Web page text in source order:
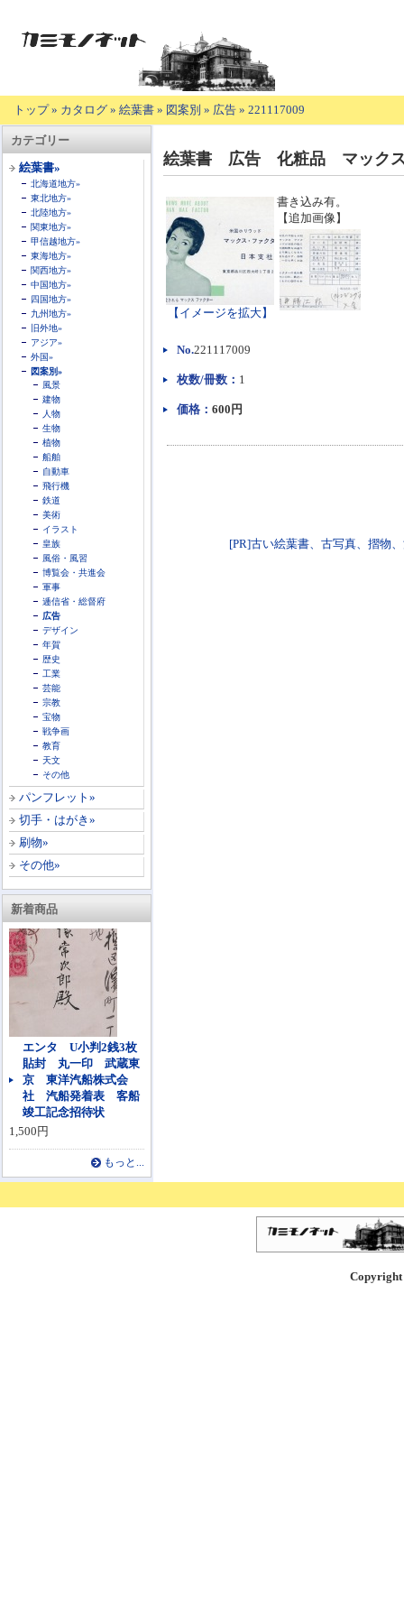
トップ» カタログ » 絵葉書 » 図案別 » 広告 » 221117009
カテゴリー
絵葉書»
北海道地方»
東北地方»
北陸地方»
関東地方»
甲信越地方»
東海地方»
関西地方»
中国地方»
四国地方»
九州地方»
旧外地»
アジア»
外国»
図案別»
風景
建物
人物
生物
植物
船舶
自動車
飛行機
鉄道
美術
イラスト
皇族
風俗・風習
博覧会・共進会
軍事
逓信省・総督府
広告
デザイン
年賀
歴史
工業
芸能
宗教
宝物
戦争画
教育
天文
その他
パンフレット»
切手・はがき»
刷物»
その他»
新着商品
エンタ U小判2銭3枚
貼封 丸一印 武蔵東
京 東洋汽船株式会
社 汽船発着表 客船
竣工記念招待状
1,500円
もっと...
品
の
明】
絵葉書 広告 化粧品 マックス
【イメージを拡大】
書き込み有。
【追加画像】
No.221117009
枚数/冊数： 1
価格：600円
[PR]古い絵葉書、古写真、摺物
Copyright